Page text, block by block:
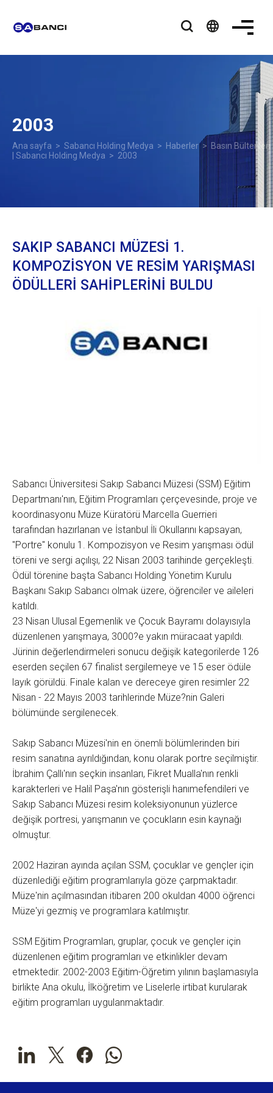
language
2003
Ana sayfa > Sabancı Holding Medya > Haberler> Basın Bültenleri
| Sabancı Holding Medya > 2003
SAKIP SABANCI MÜZESİ 1.
KOMPOZİSYON VE RESİM YARIŞMASI
ÖDÜLLERİ SAHİPLERİNİ BULDU
Sabancı Üniversitesi Sakıp Sabancı Müzesi (SSM) Eğitim
Departmanı'nın, Eğitim Programları çerçevesinde, proje ve
koordinasyonu Müze Küratörü Marcella Guerrieri
tarafından hazırlanan ve İstanbul İli Okullarını kapsayan,
"Portre" konulu 1. Kompozisyon ve Resim yarışması ödül
töreni ve sergi açılışı, 22 Nisan 2003 tarihinde gerçekleşti.
Ödül törenine başta Sabancı Holding Yönetim Kurulu
Başkanı Sakıp Sabancı olmak üzere, öğrenciler ve aileleri
katıldı.
23 Nisan Ulusal Egemenlik ve Çocuk Bayramı dolayısıyla
düzenlenen yarışmaya, 3000?e yakın müracaat yapıldı.
Jürinin değerlendirmeleri sonucu değişik kategorilerde 126
eserden seçilen 67 finalist sergilemeye ve 15 eser ödüle
layık görüldü. Finale kalan ve dereceye giren resimler 22
Nisan - 22 Mayıs 2003 tarihlerinde Müze?nin Galeri
bölümünde sergilenecek.
Sakıp Sabancı Müzesi'nin en önemli bölümlerinden biri
resim sanatına ayrıldığından, konu olarak portre seçilmiştir.
İbrahim Çallı'nın seçkin insanları, Fikret Mualla'nın renkli
karakterleri ve Halil Paşa'nın gösterişli hanımefendileri ve
Sakıp Sabancı Müzesi resim koleksiyonunun yüzlerce
değişik portresi, yarışmanın ve çocukların esin kaynağı
olmuştur.
2002 Haziran ayında açılan SSM, çocuklar ve gençler için
düzenlediği eğitim programlarıyla göze çarpmaktadır.
Müze'nin açılmasından itibaren 200 okuldan 4000 öğrenci
Müze'yi gezmiş ve programlara katılmıştır.
SSM Eğitim Programları, gruplar, çocuk ve gençler için
düzenlenen eğitim programları ve etkinlikler devam
etmektedir. 2002-2003 Eğitim-Öğretim yılının başlamasıyla
birlikte Ana okulu, İlköğretim ve Liselerle irtibat kurularak
eğitim programları uygulanmaktadır.